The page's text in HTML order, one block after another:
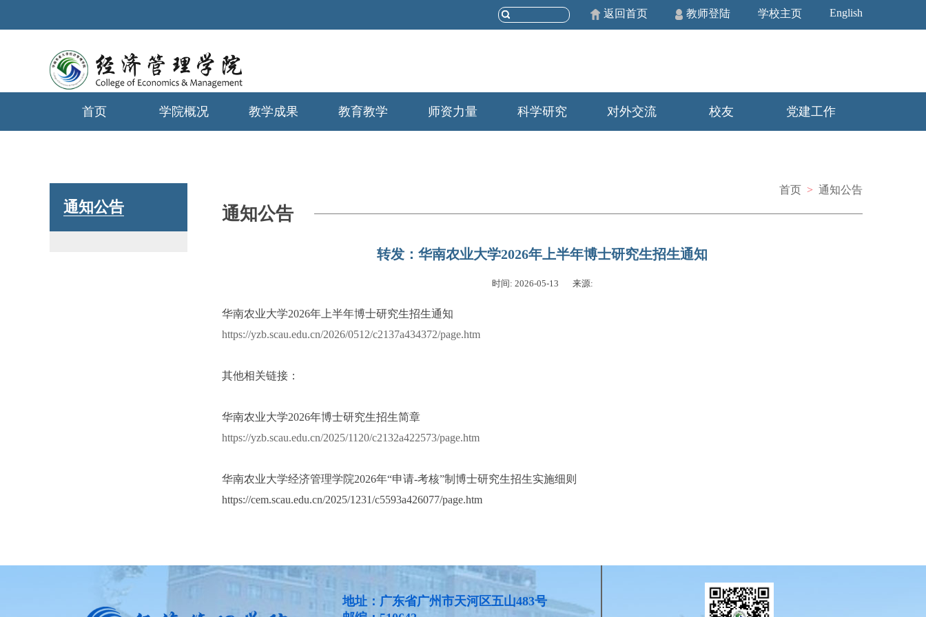
English
学校主页
教师登陆
返回首页
首页 学院概况 教学成果 教育教学 师资力量 科学研究 对外交流 校友 党建工作
通知公告
首页 > 通知公告
通知公告
转发：华南农业大学2026年上半年博士研究生招生通知
时间: 2026-05-13 来源:
华南农业大学2026年上半年博士研究生招生通知
https://yzb.scau.edu.cn/2026/0512/c2137a434372/page.htm
其他相关链接：
华南农业大学2026年博士研究生招生简章
https://yzb.scau.edu.cn/2025/1120/c2132a422573/page.htm
华南农业大学经济管理学院2026年“申请-考核”制博士研究生招生实施细则
https://cem.scau.edu.cn/2025/1231/c5593a426077/page.htm
地址：广东省广州市天河区五山483号